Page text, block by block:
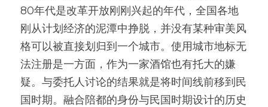
80年代是改革开放刚刚兴起的年代，全国各地
刚从计划经济的泥潭中挣脱，并没有某种审美风
格可以被直接划归到一个城市。使用城市地标无
法注册是一方面，作为一家酒馆也有托大的嫌
疑。与委托人讨论的结果就是将时间线前移到民
国时期。融合陪都的身份与民国时期设计的历史